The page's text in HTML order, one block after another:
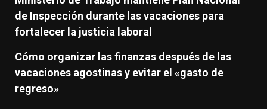
de Inspección durante las vacaciones para
fortalecer la justicia laboral
Cómo organizar las finanzas después de las
vacaciones agostinas y evitar el «gasto de
regreso»